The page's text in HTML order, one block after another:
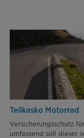
Teilkasko Motorrad
Versicherungsschutz
umfassend soll dieser